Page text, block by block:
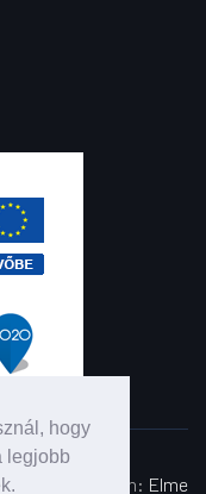
hogy
legjobb
Kft. | Webdesign: Elme